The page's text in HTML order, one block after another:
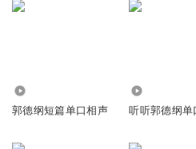
郭德纲短篇单口相声 听听郭德纲单